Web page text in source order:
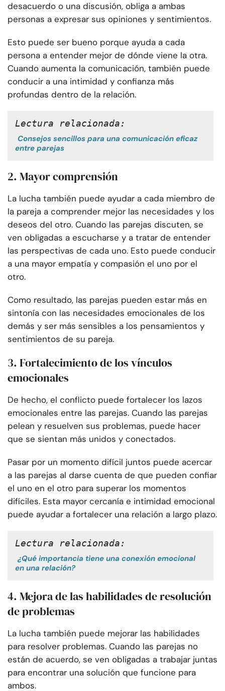
desacuerdo o una discusión, obliga a ambas
personas a expresar sus opiniones y sentimientos.
Esto puede ser bueno porque ayuda a cada
persona a entender mejor de dónde viene la otra.
Cuando aumenta la comunicación, también puede
conducir a una intimidad y confianza más
profundas dentro de la relación.
Lectura relacionada:
Consejos sencillos para una comunicación eficaz
entre parejas
2. Mayor comprensión
La lucha también puede ayudar a cada miembro de
la pareja a comprender mejor las necesidades y los
deseos del otro. Cuando las parejas discuten, se
ven obligadas a escucharse y a tratar de entender
las perspectivas de cada uno. Esto puede conducir
a una mayor empatía y compasión el uno por el
otro.
Como resultado, las parejas pueden estar más en
sintonía con las necesidades emocionales de los
demás y ser más sensibles a los pensamientos y
sentimientos de su pareja.
3. Fortalecimiento de los vínculos
emocionales
De hecho, el conflicto puede fortalecer los lazos
emocionales entre las parejas. Cuando las parejas
pelean y resuelven sus problemas, puede hacer
que se sientan más unidos y conectados.
Pasar por un momento difícil juntos puede acercar
a las parejas al darse cuenta de que pueden confiar
el uno en el otro para superar los momentos
difíciles. Esta mayor cercanía e intimidad emocional
puede ayudar a fortalecer una relación a largo plazo.
Lectura relacionada:
¿Qué importancia tiene una conexión emocional
en una relación?
4. Mejora de las habilidades de resolución
de problemas
La lucha también puede mejorar las habilidades
para resolver problemas. Cuando las parejas no
están de acuerdo, se ven obligadas a trabajar juntas
para encontrar una solución que funcione para
ambos.